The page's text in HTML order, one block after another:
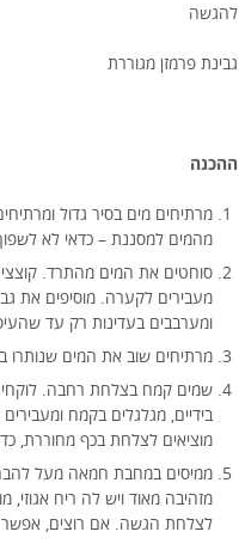
להגשה
גבינת פרמזן מגוררת
ההכנה
מרתיחים מים בסיר גדול
מהמים למסננת – כדאי לא
סוחטים את המים מהתרד.
מעבירים לקערה. מוסיפים את
ומערבבים בעדינות רק עד
מרתיחים שוב את המים שנותרו
שמים קמח בצלחת רחבה.
מוציאים לצלחת בכף מחוררת,
ממיסים במחבת חמאה מעל להבה
מזהיבה מאוד ויש לה ריח
לצלחת הגשה. אם רוצים, אפשר